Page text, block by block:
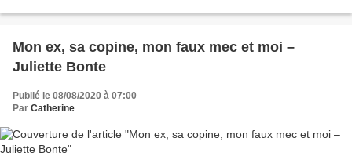
Mon ex, sa copine, mon faux mec et moi –
Juliette Bonte
Publié le 08/08/2020 à 07:00
Par Catherine